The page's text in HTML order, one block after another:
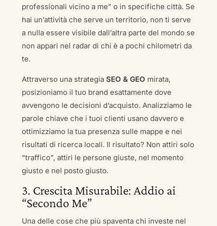
professionali vicino a me” o in specifiche città. Se
hai un’attività che serve un territorio, non ti serve
a nulla essere visibile dall’altra parte del mondo se
non appari nel radar di chi è a pochi chilometri da
te.
Attraverso una strategia SEO & GEO mirata,
posizioniamo il tuo brand esattamente dove
avvengono le decisioni d’acquisto. Analizziamo le
parole chiave che i tuoi clienti usano davvero e
ottimizziamo la tua presenza sulle mappe e nei
risultati di ricerca locali. Il risultato? Non attiri solo
“traffico”, attiri le persone giuste, nel momento
giusto e nel posto giusto.
3. Crescita Misurabile: Addio ai
“Secondo Me”
Una delle cose che più spaventa chi investe nel